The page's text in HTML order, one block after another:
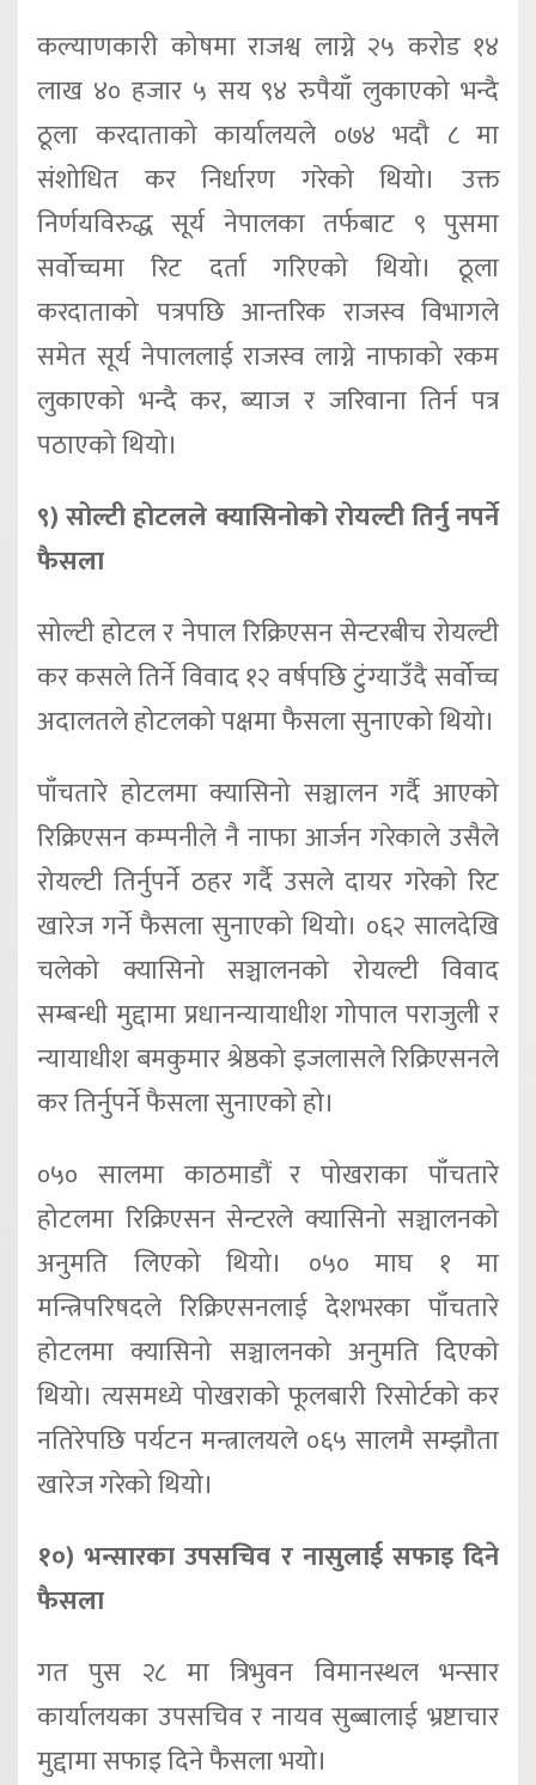
कल्याणकारी कोषमा राजश्व लाग्ने २५ करोड १४
लाख ४० हजार ५ सय ९४ रुपैयाँ लुकाएको भन्दै
ठूला करदाताको कार्यालयले ०७४ भदौ ८ मा
संशोधित कर निर्धारण गरेको थियो। उक्त
निर्णयविरुद्ध सूर्य नेपालका तर्फबाट ९ पुसमा
सर्वोच्चमा रिट दर्ता गरिएको थियो। ठूला
करदाताको पत्रपछि आन्तरिक राजस्व विभागले
समेत सूर्य नेपाललाई राजस्व लाग्ने नाफाको रकम
लुकाएको भन्दै कर, ब्याज र जरिवाना तिर्न पत्र
पठाएको थियो।
९) सोल्टी होटलले क्यासिनोको रोयल्टी तिर्नु नपर्ने
फैसला
सोल्टी होटल र नेपाल रिक्रिएसन सेन्टरबीच रोयल्टी
कर कसले तिर्ने विवाद १२ वर्षपछि टुंग्याउँदै सर्वोच्च
अदालतले होटलको पक्षमा फैसला सुनाएको थियो।
पाँचतारे होटलमा क्यासिनो सञ्चालन गर्दै आएको
रिक्रिएसन कम्पनीले नै नाफा आर्जन गरेकाले उसैले
रोयल्टी तिर्नुपर्ने ठहर गर्दै उसले दायर गरेको रिट
खारेज गर्ने फैसला सुनाएको थियो। ०६२ सालदेखि
चलेको क्यासिनो सञ्चालनको रोयल्टी विवाद
सम्बन्धी मुद्दामा प्रधानन्यायाधीश गोपाल पराजुली र
न्यायाधीश बमकुमार श्रेष्ठको इजलासले रिक्रिएसनले
कर तिर्नुपर्ने फैसला सुनाएको हो।
०५० सालमा काठमाडौं र पोखराका पाँचतारे
होटलमा रिक्रिएसन सेन्टरले क्यासिनो सञ्चालनको
अनुमति लिएको थियो। ०५० माघ १ मा
मन्त्रिपरिषदले रिक्रिएसनलाई देशभरका पाँचतारे
होटलमा क्यासिनो सञ्चालनको अनुमति दिएको
थियो। त्यसमध्ये पोखराको फूलबारी रिसोर्टको कर
नतिरेपछि पर्यटन मन्त्रालयले ०६५ सालमै सम्झौता
खारेज गरेको थियो।
१०) भन्सारका उपसचिव र नासुलाई सफाइ दिने
फैसला
गत पुस २८ मा त्रिभुवन विमानस्थल भन्सार
कार्यालयका उपसचिव र नायव सुब्बालाई भ्रष्टाचार
मुद्दामा सफाइ दिने फैसला भयो।